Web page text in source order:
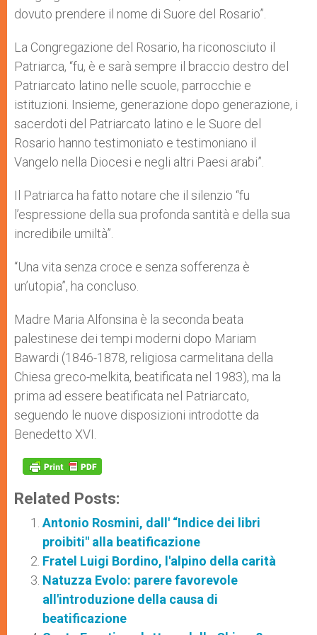
dovuto prendere il nome di Suore del Rosario”.
La Congregazione del Rosario, ha riconosciuto il
Patriarca, “fu, è e sarà sempre il braccio destro del
Patriarcato latino nelle scuole, parrocchie e
istituzioni. Insieme, generazione dopo generazione, i
sacerdoti del Patriarcato latino e le Suore del
Rosario hanno testimoniato e testimoniano il
Vangelo nella Diocesi e negli altri Paesi arabi”.
Il Patriarca ha fatto notare che il silenzio “fu
l’espressione della sua profonda santità e della sua
incredibile umiltà”.
“Una vita senza croce e senza sofferenza è
un’utopia”, ha concluso.
Madre Maria Alfonsina è la seconda beata
palestinese dei tempi moderni dopo Mariam
Bawardi (1846-1878, religiosa carmelitana della
Chiesa greco-melkita, beatificata nel 1983), ma la
prima ad essere beatificata nel Patriarcato,
seguendo le nuove disposizioni introdotte da
Benedetto XVI.
Related Posts:
Antonio Rosmini, dall' “Indice dei libri
proibiti" alla beatificazione
Fratel Luigi Bordino, l'alpino della carità
Natuzza Evolo: parere favorevole
all'introduzione della causa di
beatificazione